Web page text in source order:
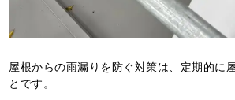
屋根からの雨漏りを防ぐ対策は、定期的に
とです。